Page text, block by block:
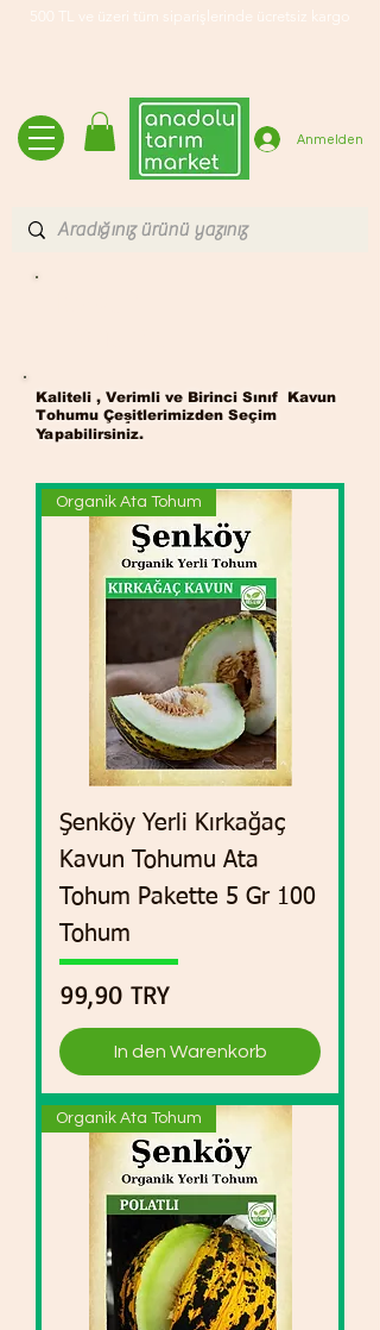
500 TL ve üzeri tüm siparişlerinde ücretsiz kargo
Anmelden
Kaliteli , Verimli ve Birinci Sınıf Kavun
Tohumu Çeşitlerimizden Seçim
Yapabilirsiniz.
Organik Ata Tohum
Şenköy Yerli Kırkağaç
Kavun Tohumu Ata
Tohum Pakette 5 Gr 100
Tohum
Preis
99,90 TRY
In den Warenkorb
Organik Ata Tohum